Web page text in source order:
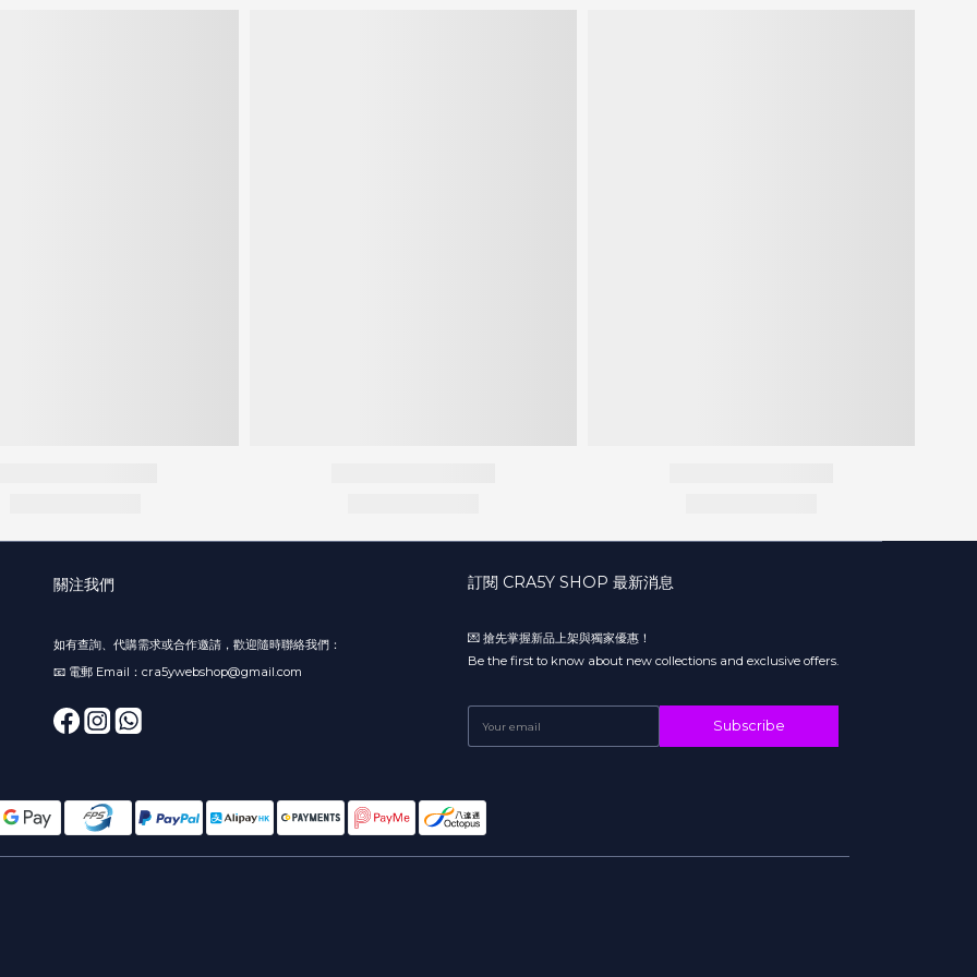
關注我們
如有查詢、代購需求或合作邀請，歡迎隨時聯絡我們：
📧 電郵 Email：cra5ywebshop@gmail.com
訂閱 CRA5Y SHOP 最新消息
💌 搶先掌握新品上架與獨家優惠！
Be the first to know about new collections and exclusive offers.
Subscribe